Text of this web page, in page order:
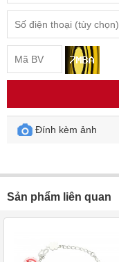
Đính kèm ảnh
Sản phẩm liên quan